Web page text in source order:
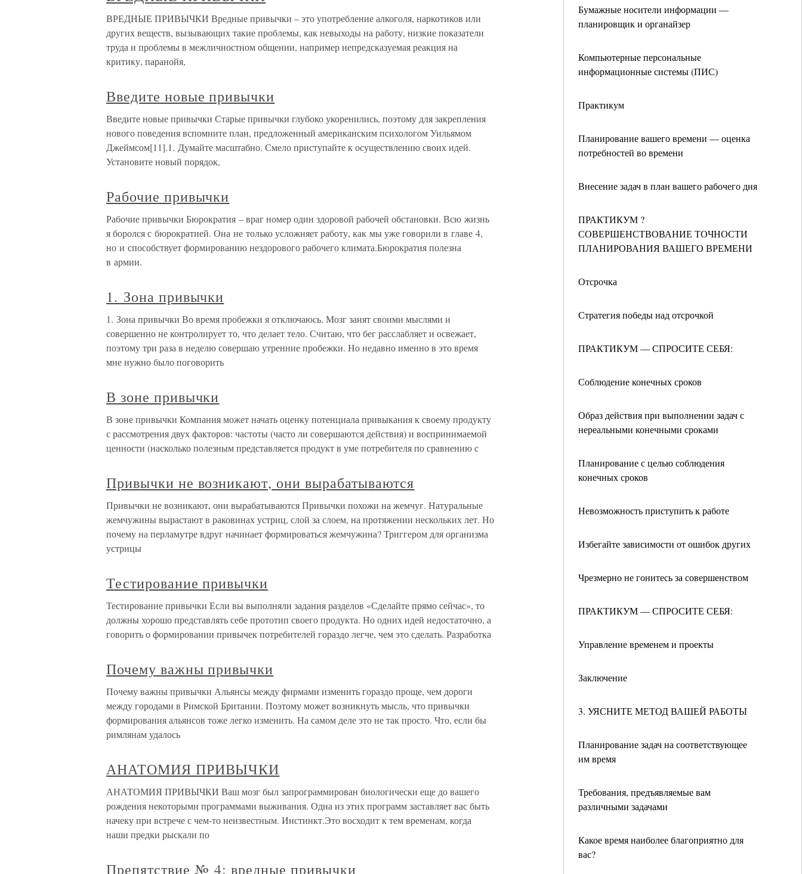
Бумажные носители информации —
планировщик и органайзер
Компьютерные персональные
информационные системы (ПИС)
Практикум
Планирование вашего времени — оценка
потребностей во времени
Внесение задач в план вашего рабочего дня
ПРАКТИКУМ ?
СОВЕРШЕНСТВОВАНИЕ ТОЧНОСТИ
ПЛАНИРОВАНИЯ ВАШЕГО ВРЕМЕНИ
Отсрочка
Стратегия победы над отсрочкой
ПРАКТИКУМ — СПРОСИТЕ СЕБЯ:
Соблюдение конечных сроков
Образ действия при выполнении задач с
нереальными конечными сроками
Планирование с целью соблюдения
конечных сроков
Невозможность приступить к работе
Избегайте зависимости от ошибок других
Чрезмерно не гонитесь за совершенством
ПРАКТИКУМ — СПРОСИТЕ СЕБЯ:
Управление временем и проекты
Заключение
3. УЯСНИТЕ МЕТОД ВАШЕЙ РАБОТЫ
Планирование задач на соответствующее
им время
Требования, предъявляемые вам
различными задачами
Какое время наиболее благоприятно для
вас?
ВРЕДНЫЕ ПРИВЫЧКИ Вредные привычки – это употребление алкоголя, наркотиков или
других веществ, вызывающих такие проблемы, как невыходы на работу, низкие показатели
труда и проблемы в межличностном общении, например непредсказуемая реакция на
критику, паранойя,
Введите новые привычки
Введите новые привычки Старые привычки глубоко укоренились, поэтому для закрепления
нового поведения вспомните план, предложенный американским психологом Уильямом
Джеймсом[11].1. Думайте масштабно. Смело приступайте к осуществлению своих идей.
Установите новый порядок,
Рабочие привычки
Рабочие привычки Бюрократия – враг номер один здоровой рабочей обстановки. Всю жизнь
я боролся с бюрократией. Она не только усложняет работу, как мы уже говорили в главе 4,
но и способствует формированию нездорового рабочего климата.Бюрократия полезна
в армии.
1. Зона привычки
1. Зона привычки Во время пробежки я отключаюсь. Мозг занят своими мыслями и
совершенно не контролирует то, что делает тело. Считаю, что бег расслабляет и освежает,
поэтому три раза в неделю совершаю утренние пробежки. Но недавно именно в это время
мне нужно было поговорить
В зоне привычки
В зоне привычки Компания может начать оценку потенциала привыкания к своему продукту
с рассмотрения двух факторов: частоты (часто ли совершаются действия) и воспринимаемой
ценности (насколько полезным представляется продукт в уме потребителя по сравнению с
Привычки не возникают, они вырабатываются
Привычки не возникают, они вырабатываются Привычки похожи на жемчуг. Натуральные
жемчужины вырастают в раковинах устриц, слой за слоем, на протяжении нескольких лет. Но
почему на перламутре вдруг начинает формироваться жемчужина? Триггером для организма
устрицы
Тестирование привычки
Тестирование привычки Если вы выполняли задания разделов «Сделайте прямо сейчас», то
должны хорошо представлять себе прототип своего продукта. Но одних идей недостаточно, а
говорить о формировании привычек потребителей гораздо легче, чем это сделать. Разработка
Почему важны привычки
Почему важны привычки Альянсы между фирмами изменить гораздо проще, чем дороги
между городами в Римской Британии. Поэтому может возникнуть мысль, что привычки
формирования альянсов тоже легко изменить. На самом деле это не так просто. Что, если бы
римлянам удалось
АНАТОМИЯ ПРИВЫЧКИ
АНАТОМИЯ ПРИВЫЧКИ Ваш мозг был запрограммирован биологически еще до вашего
рождения некоторыми программами выживания. Одна из этих программ заставляет вас быть
начеку при встрече с чем-то неизвестным. Инстинкт.Это восходит к тем временам, когда
наши предки рыскали по
Препятствие № 4: вредные привычки